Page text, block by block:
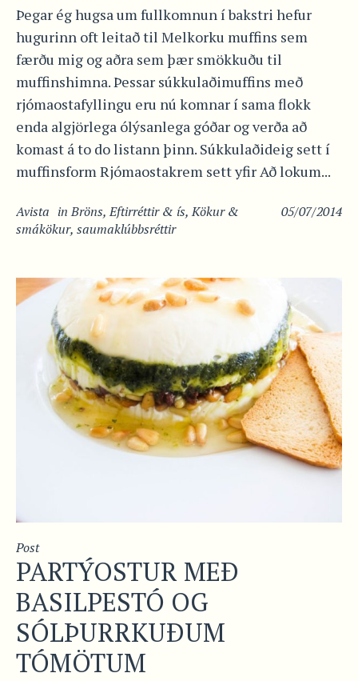
Þegar ég hugsa um fullkomnun í bakstri hefur
hugurinn oft leitað til Melkorku muffins sem
færðu mig og aðra sem þær smökkuðu til
muffinshimna. Þessar súkkulaðimuffins með
rjómaostafyllingu eru nú komnar í sama flokk
enda algjörlega ólýsanlega góðar og verða að
komast á to do listann þinn. Súkkulaðideig sett í
muffinsform Rjómaostakrem sett yfir Að lokum...
05/07/2014
Avista inBröns,Eftirréttir & ís,Kökur &
smákökur, saumaklúbbsréttir
Post
PARTÝOSTUR MEÐ
BASILPESTÓ OG
SÓLÞURRKUÐUM
TÓMÖTUM